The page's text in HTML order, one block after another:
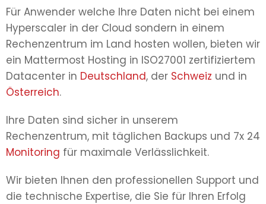
Für Anwender welche Ihre Daten nicht bei einem
Hyperscaler in der Cloud sondern in einem
Rechenzentrum im Land hosten wollen, bieten wir
ein Mattermost Hosting in ISO27001 zertifiziertem
Datacenter in Deutschland, der Schweiz und in
Österreich.
Ihre Daten sind sicher in unserem
Rechenzentrum, mit täglichen Backups und 7x 24
Monitoring für maximale Verlässlichkeit.
Wir bieten Ihnen den professionellen Support und
die technische Expertise, die Sie für Ihren Erfolg